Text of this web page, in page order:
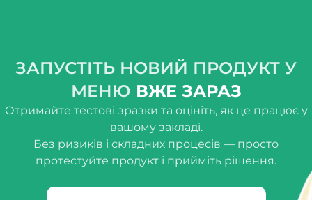
ЗАПУСТІТЬ НОВИЙ ПРОДУКТ У
МЕНЮ ВЖЕ ЗАРАЗ
Отримайте тестові зразки та оцініть, як це працює у
вашому закладі.
Без ризиків і складних процесів — просто
протестуйте продукт і прийміть рішення.